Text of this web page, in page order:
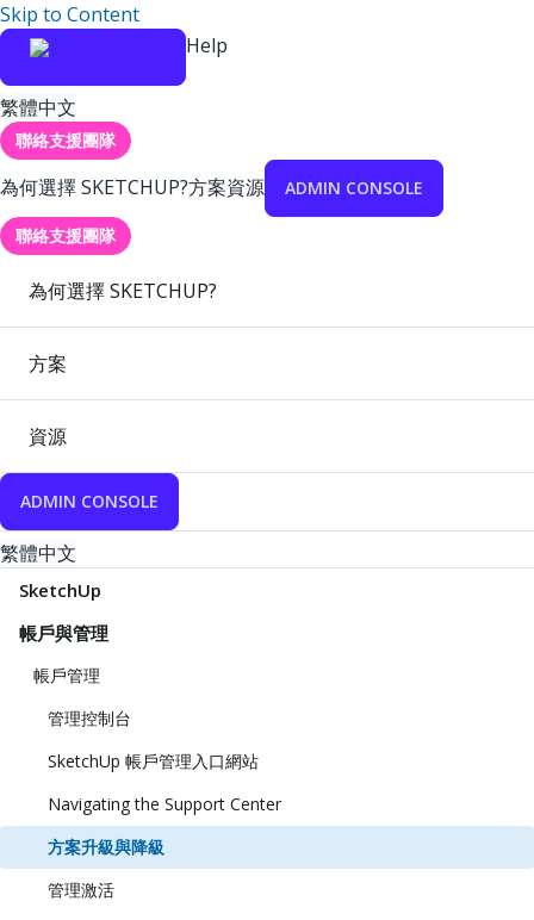
Skip to Content
Help
繁體中文
聯絡支援團隊
為何選擇 SKETCHUP?方案資源 ADMIN CONSOLE
聯絡支援團隊
為何選擇 SKETCHUP?
方案
資源
ADMIN CONSOLE
繁體中文
SketchUp
帳戶與管理
帳戶管理
管理控制台
SketchUp 帳戶管理入口網站
Navigating the Support Center
方案升級與降級
管理激活